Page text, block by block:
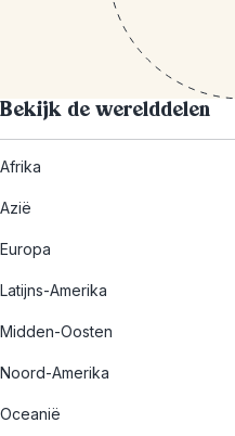
Bekijk de werelddelen
Afrika
Azië
Europa
Latijns-Amerika
Midden-Oosten
Noord-Amerika
Oceanië